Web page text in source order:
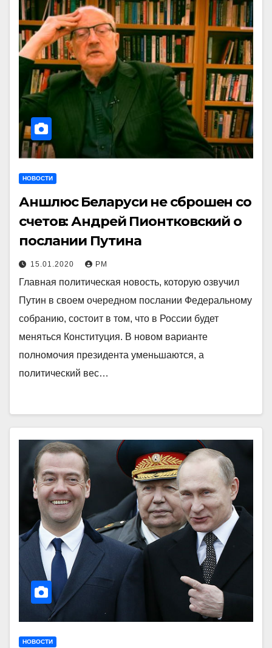
НОВОСТИ
Аншлюс Беларуси не сброшен со
счетов: Андрей Пионтковский о
послании Путина
15.01.2020 РМ
Главная политическая новость, которую озвучил
Путин в своем очередном послании Федеральному
собранию, состоит в том, что в России будет
меняться Конституция. В новом варианте
полномочия президента уменьшаются, а
политический вес…
НОВОСТИ